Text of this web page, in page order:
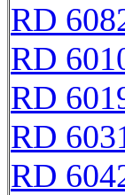
RD
RD
RD
RD
RD